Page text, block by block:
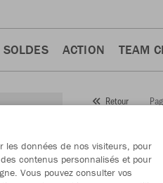
SOLDES ACTION TEAM
Retour
Numéro d’article:
les données de nos visiteurs, pour
contenus personnalisés et pour
Vous pouvez consulter vos